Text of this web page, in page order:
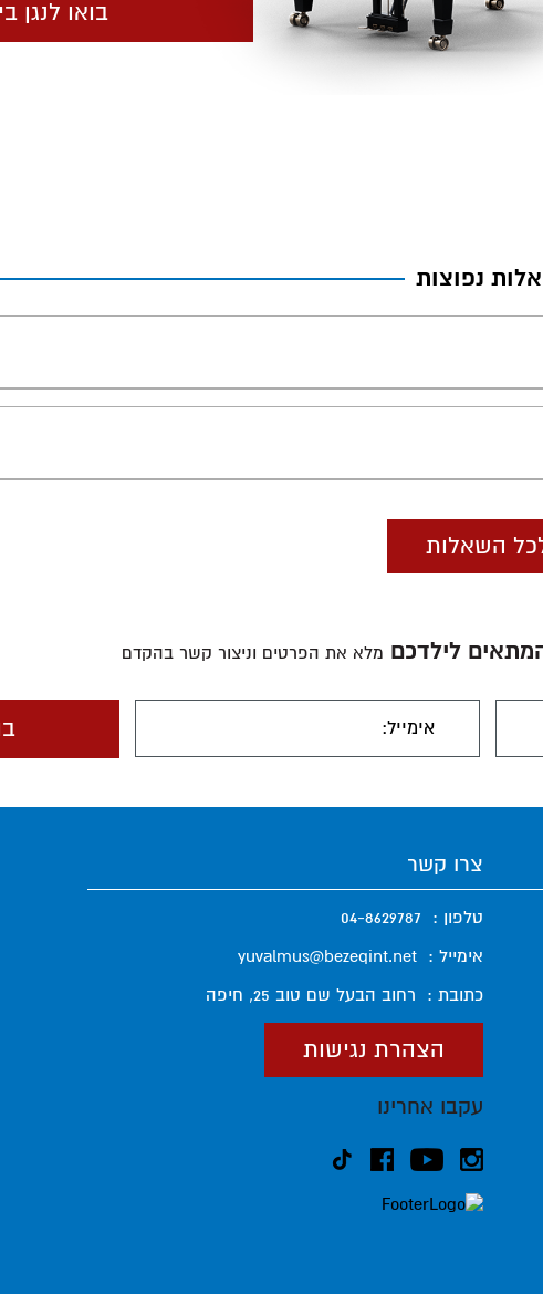
נפוצות
השאלות
לילדכם מלא את הפרטים וניצור קשר בהקדם
צרו קשר
טלפון : 04-8629787
אימייל : yuvalmus@bezeqint.net
כתובת : רחוב הבעל שם טוב 25, חיפה
הצהרת נגישות
עקבו אחרינו